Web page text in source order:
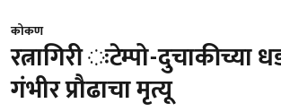
कोकण
रत्नागिरी ःटेम्पो-दुचाकीच्या
गंभीर प्रौढाचा मृत्यू